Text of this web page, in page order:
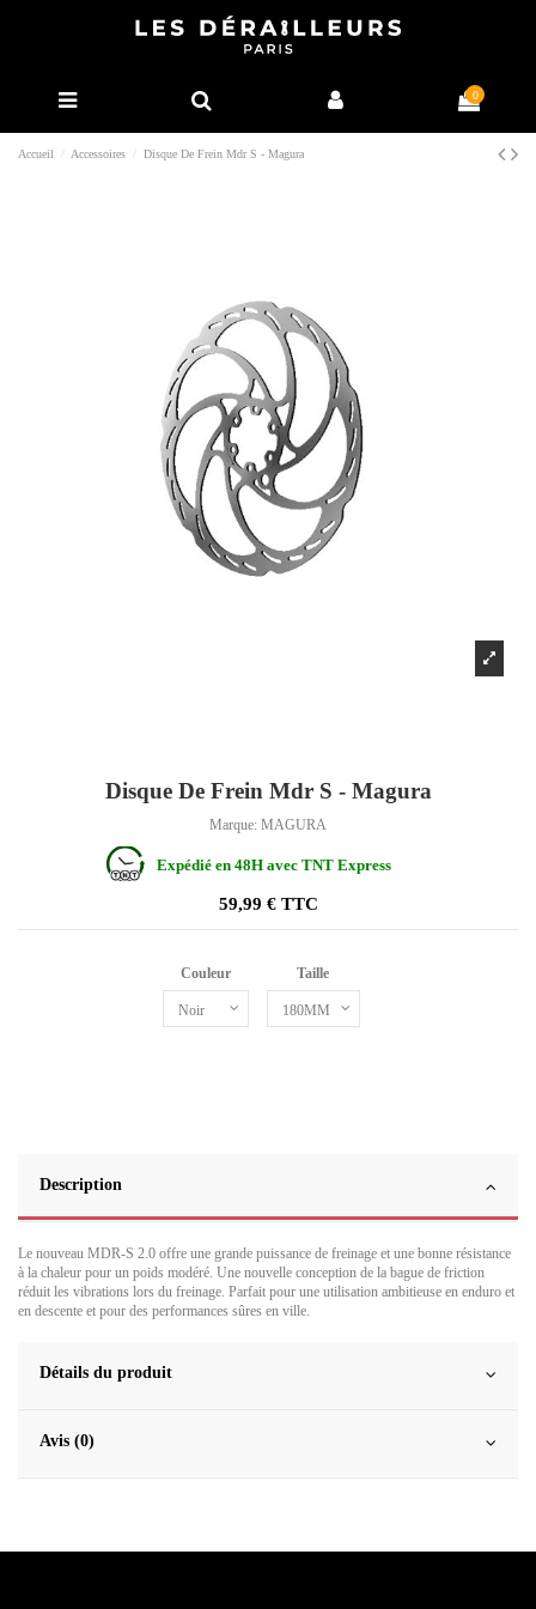
0
Accueil Accessoires Disque De Frein Mdr S - Magura
Disque De Frein Mdr S - Magura
Marque: MAGURA
Expédié en 48H avec TNT Express
59,99 € TTC
Couleur Taille
Description
Le nouveau MDR-S 2.0 offre une grande puissance de freinage et une bonne résistance
à la chaleur pour un poids modéré. Une nouvelle conception de la bague de friction
réduit les vibrations lors du freinage. Parfait pour une utilisation ambitieuse en enduro et
en descente et pour des performances sûres en ville.
Détails du produit
Avis (0)